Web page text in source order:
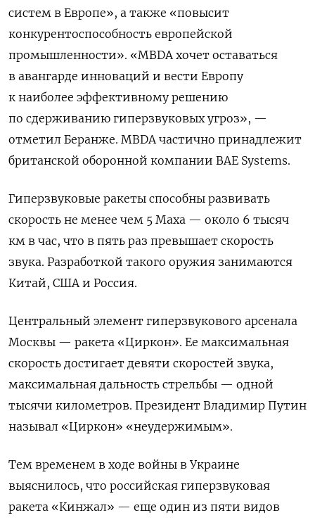
систем в Европе», а также «повысит
конкурентоспособность европейской
промышленности». «MBDA хочет оставаться
в авангарде инноваций и вести Европу
к наиболее эффективному решению
по сдерживанию гиперзвуковых угроз», —
отметил Беранже. MBDA частично принадлежит
британской оборонной компании BAE Systems.
Гиперзвуковые ракеты способны развивать
скорость не менее чем 5 Маха — около 6 тысяч
км в час, что в пять раз превышает скорость
звука. Разработкой такого оружия занимаются
Китай, США и Россия.
Центральный элемент гиперзвукового арсенала
Москвы — ракета «Циркон». Ее максимальная
скорость достигает девяти скоростей звука,
максимальная дальность стрельбы — одной
тысячи километров. Президент Владимир Путин
называл «Циркон» «неудержимым».
Тем временем в ходе войны в Украине
выяснилось, что российская гиперзвуковая
ракета «Кинжал» — еще один из пяти видов